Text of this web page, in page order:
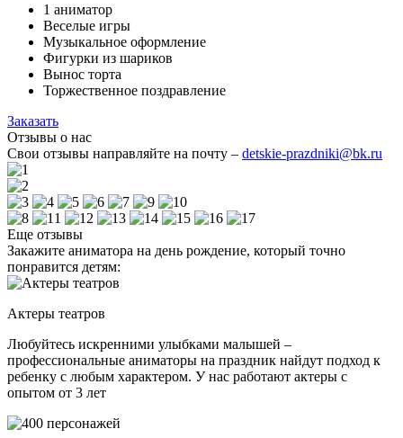
1 аниматор
Веселые игры
Музыкальное оформление
Фигурки из шариков
Вынос торта
Торжественное поздравление
Заказать
Отзывы о нас
Свои отзывы направляйте на почту – detskie-prazdniki@bk.ru
Еще отзывы
Закажите аниматора на день рождение, который точно
понравится детям:
Актеры театров
Любуйтесь искренними улыбками малышей –
профессиональные аниматоры на праздник найдут подход к
ребенку с любым характером. У нас работают актеры с
опытом от 3 лет